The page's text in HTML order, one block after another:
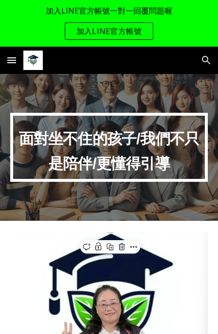
Skip to main content
加入LINE官方帳號一對一回覆問題喔
加入LINE官方帳號
面對坐不住的孩子/我們不只
是陪伴/更懂得引導